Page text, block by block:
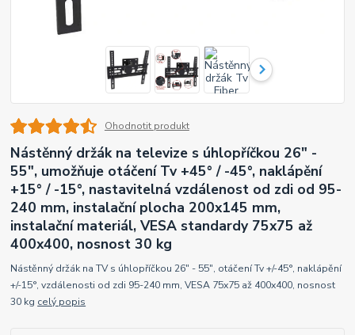
Ohodnotit produkt
Nástěnný držák na televize s úhlopříčkou 26" -
55", umožňuje otáčení Tv +45° / -45°, naklápění
+15° / -15°, nastavitelná vzdálenost od zdi od 95-
240 mm, instalační plocha 200x145 mm,
instalační materiál, VESA standardy 75x75 až
400x400, nosnost 30 kg
Nástěnný držák na TV s úhlopříčkou 26" - 55", otáčení Tv +/-45°, naklápění
+/-15°, vzdálenosti od zdi 95-240 mm, VESA 75x75 až 400x400, nosnost
30 kg celý popis